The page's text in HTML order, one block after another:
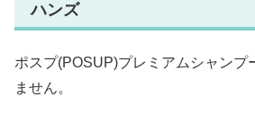
ハンズ
ポスプ(POSUP)プレミアムシャンプ
ません。